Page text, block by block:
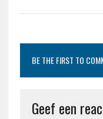
BE THE FIRST TO
Geef een